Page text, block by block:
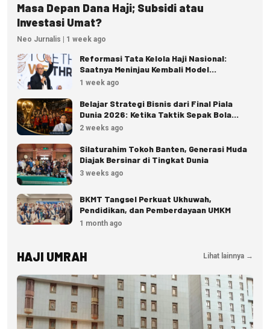
Masa Depan Dana Haji; Subsidi atau
Investasi Umat?
Neo Jurnalis | 1 week ago
Reformasi Tata Kelola Haji Nasional:
Saatnya Meninjau Kembali Model
Pengelolaan Haji Reguler
1 week ago
Belajar Strategi Bisnis dari Final Piala
Dunia 2026: Ketika Taktik Sepak Bola
Menjadi Inspirasi Kesuksesan Bisnis
2 weeks ago
Silaturahim Tokoh Banten, Generasi Muda
Diajak Bersinar di Tingkat Dunia
3 weeks ago
BKMT Tangsel Perkuat Ukhuwah,
Pendidikan, dan Pemberdayaan UMKM
1 month ago
HAJI UMRAH Lihat lainnya →